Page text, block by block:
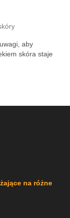
aby
skóra staje
na różne